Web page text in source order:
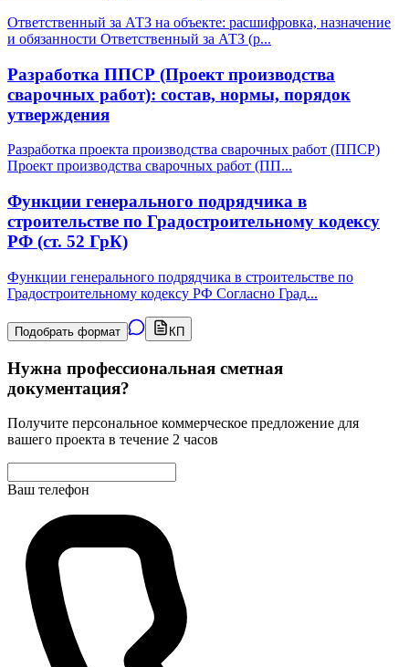
Ответственный за АТЗ на объекте: расшифровка, назначение
и обязанности Ответственный за АТЗ (р...
Разработка ППСР (Проект производства
сварочных работ): состав, нормы, порядок
утверждения
Разработка проекта производства сварочных работ (ППСР)
Проект производства сварочных работ (ПП...
Функции генерального подрядчика в
строительстве по Градостроительному кодексу
РФ (ст. 52 ГрК)
Функции генерального подрядчика в строительстве по
Градостроительному кодексу РФ Согласно Град...
Подобрать формат КП
Нужна профессиональная сметная
документация?
Получите персональное коммерческое предложение для
вашего проекта в течение 2 часов
Ваш телефон